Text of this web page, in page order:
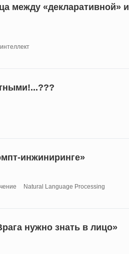
между «декларативной» и
инжиниринге»
Natural Language Processing
нужно знать в лицо»